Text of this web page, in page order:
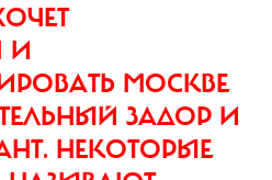
И
МОСКВЕ
ЗАДОР И
НЕКОТОРЫЕ